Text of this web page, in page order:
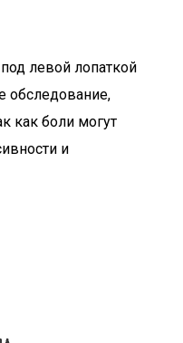
левой лопаткой
обследование,
как боли могут
и